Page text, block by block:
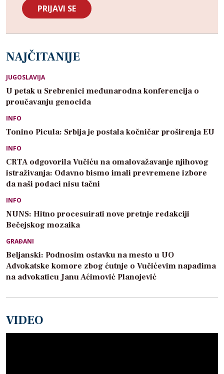
NAJČITANIJE
JUGOSLAVIJA
U petak u Srebrenici međunarodna konferencija o
proučavanju genocida
INFO
Tonino Picula: Srbija je postala kočničar proširenja EU
INFO
CRTA odgovorila Vučiću na omalovažavanje njihovog
istraživanja: Odavno bismo imali prevremene izbore
da naši podaci nisu tačni
INFO
NUNS: Hitno procesuirati nove pretnje redakciji
Bečejskog mozaika
GRAĐANI
Beljanski: Podnosim ostavku na mesto u UO
Advokatske komore zbog ćutnje o Vučićevim napadima
na advokaticu Janu Aćimović Planojević
VIDEO